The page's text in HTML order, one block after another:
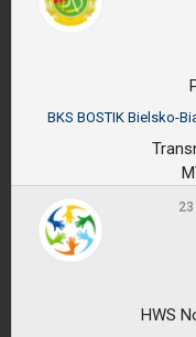
BKS BOSTIK Bielsko-
HWS